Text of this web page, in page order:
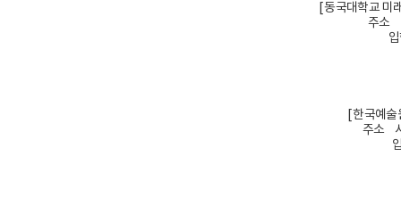
[ 동국대학교
주소
[ 한국예
주소